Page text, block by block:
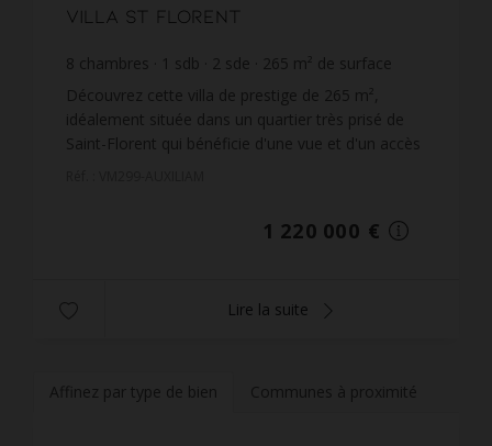
Villa St Florent
8 chambres 1 sdb 2 sde 265 m² de surface
m² de terrain 4 603,77 € prix / m²
Découvrez cette villa de prestige de 265 m²,
idéalement située dans un quartier très prisé de
Saint-Florent qui bénéficie d'une vue et d'un accès
1 220 000 €
Lire la suite
Affinez par type de bien Communes à proximité